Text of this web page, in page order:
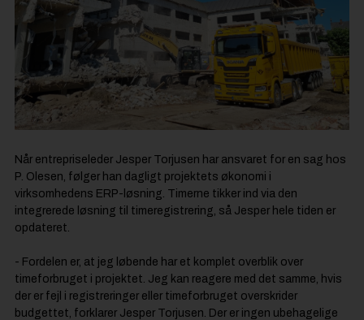
Når entrepriseleder Jesper Torjusen har ansvaret for en sag hos
P. Olesen, følger han dagligt projektets økonomi i
virksomhedens ERP-løsning. Timerne tikker ind via den
integrerede løsning til timeregistrering, så Jesper hele tiden er
opdateret.
- Fordelen er, at jeg løbende har et komplet overblik over
timeforbruget i projektet. Jeg kan reagere med det samme, hvis
der er fejl i registreringer eller timeforbruget overskrider
budgettet, forklarer Jesper Torjusen. Der er ingen ubehagelige